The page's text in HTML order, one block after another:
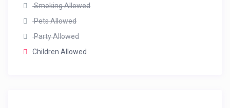
Smoking Allowed
Pets Allowed
Party Allowed
Children Allowed